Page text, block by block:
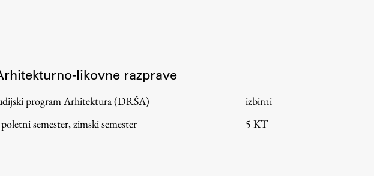
likovne razprave
program Arhitektura (DRŠA)
poletni semester, zimski semester
izbirni
5 KT